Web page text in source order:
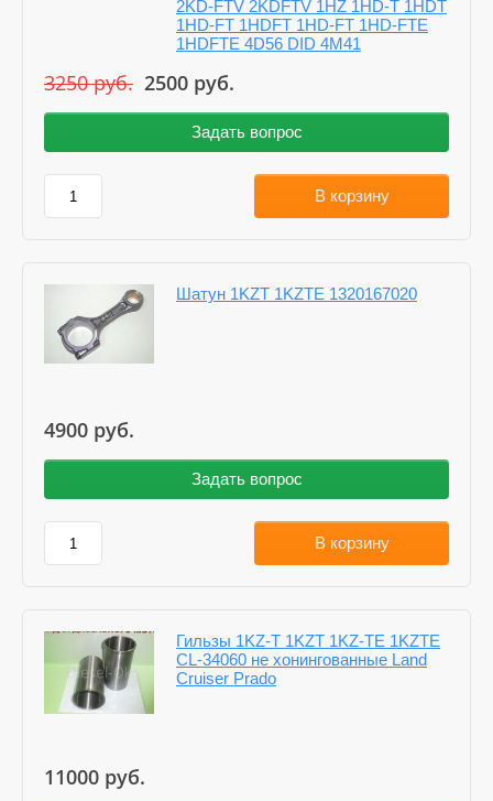
2KD-FTV 2KDFTV 1HZ 1HD-T 1HDT
1HD-FT 1HDFT 1HD-FT 1HD-FTE
1HDFTE 4D56 DID 4M41
3250руб. 2500 руб.
Задать вопрос
В корзину
Шатун 1KZT 1KZTE 1320167020
4900 руб.
Задать вопрос
В корзину
Гильзы 1KZ-T 1KZT 1KZ-TE 1KZTE
CL-34060 не хонингованные Land
Cruiser Prado
11000 руб.